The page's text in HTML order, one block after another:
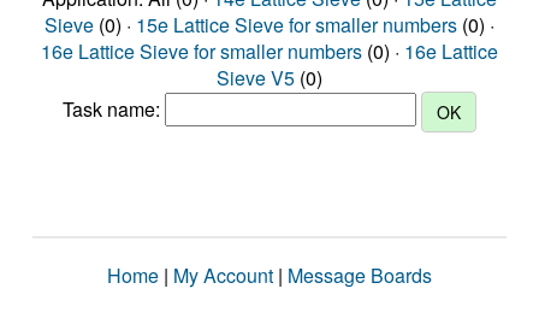
Sieve (0) · 15e Lattice Sieve for smaller numbers (0) ·
16e Lattice Sieve for smaller numbers (0) · 16e Lattice
Sieve V5 (0)
Task name:
Home | My Account | Message Boards